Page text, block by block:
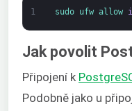
1 sudo ufw allow
Jak povolit
Připojení k
Podobně jako u